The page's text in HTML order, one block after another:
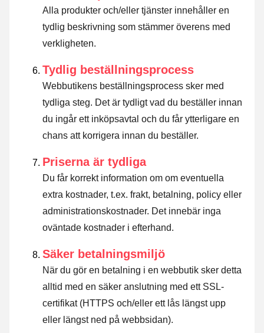
Alla produkter och/eller tjänster innehåller en
tydlig beskrivning som stämmer överens med
verkligheten.
Tydlig beställningsprocess
Webbutikens beställningsprocess sker med
tydliga steg. Det är tydligt vad du beställer innan
du ingår ett inköpsavtal och du får ytterligare en
chans att korrigera innan du beställer.
Priserna är tydliga
Du får korrekt information om om eventuella
extra kostnader, t.ex. frakt, betalning, policy eller
administrationskostnader. Det innebär inga
oväntade kostnader i efterhand.
Säker betalningsmiljö
När du gör en betalning i en webbutik sker detta
alltid med en säker anslutning med ett SSL-
certifikat (HTTPS och/eller ett lås längst upp
eller längst ned på webbsidan).